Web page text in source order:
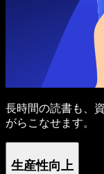
長時間の読書も、
がらこなせます。
生産性向上